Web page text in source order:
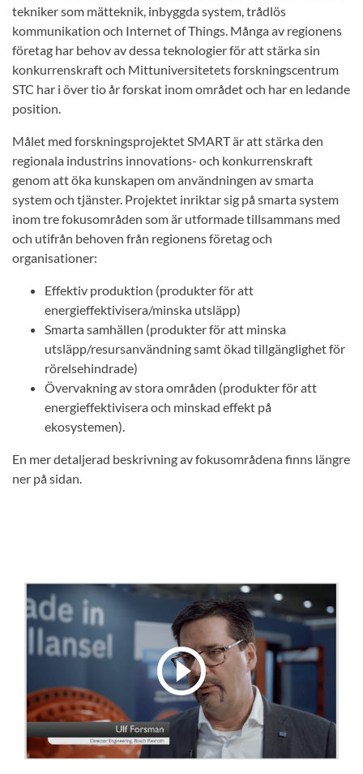
tekniker som mätteknik, inbyggda system, trådlös
kommunikation och Internet of Things. Många av regionens
företag har behov av dessa teknologier för att stärka sin
konkurrenskraft och Mittuniversitetets forskningscentrum
STC har i över tio år forskat inom området och har en ledande
position.
Målet med forskningsprojektet SMART är att stärka den
regionala industrins innovations- och konkurrenskraft
genom att öka kunskapen om användningen av smarta
system och tjänster. Projektet inriktar sig på smarta system
inom tre fokusområden som är utformade tillsammans med
och utifrån behoven från regionens företag och
organisationer:
Effektiv produktion (produkter för att
energieffektivisera/minska utsläpp)
Smarta samhällen (produkter för att minska
utsläpp/resursanvändning samt ökad tillgänglighet för
rörelsehindrade)
Övervakning av stora områden (produkter för att
energieffektivisera och minskad effekt på
ekosystemen).
En mer detaljerad beskrivning av fokusområdena finns längre
ner på sidan.